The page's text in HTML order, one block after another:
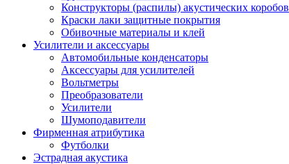
Конструкторы (распилы) акустических коробов
Краски лаки защитные покрытия
Обивочные материалы и клей
Усилители и аксессуары
Автомобильные конденсаторы
Аксессуары для усилителей
Вольтметры
Преобразователи
Усилители
Шумоподавители
Фирменная атрибутика
Футболки
Эстрадная акустика